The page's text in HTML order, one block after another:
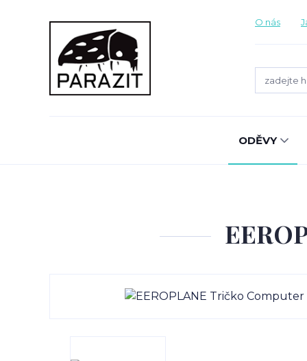
O nás
ODĚVY